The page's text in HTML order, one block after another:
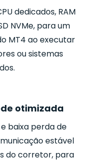
dedicados, RAM
NVMe, para um
MT4 ao executar
ou sistemas
otimizada
baixa perda de
estável
do corretor, para